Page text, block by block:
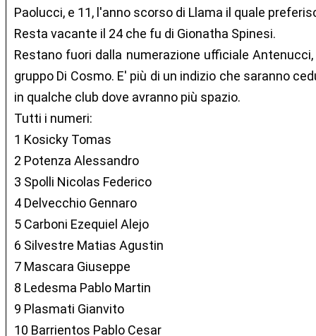
Paolucci, e 11, l'anno scorso di Llama il quale
Resta vacante il 24 che fu di Gionatha Spinesi.
Restano fuori dalla numerazione ufficiale
gruppo Di Cosmo. E' più di un indizio che saranno
in qualche club dove avranno più spazio.
Tutti i numeri:
1 Kosicky Tomas
2 Potenza Alessandro
3 Spolli Nicolas Federico
4 Delvecchio Gennaro
5 Carboni Ezequiel Alejo
6 Silvestre Matias Agustin
7 Mascara Giuseppe
8 Ledesma Pablo Martin
9 Plasmati Gianvito
10 Barrientos Pablo Cesar